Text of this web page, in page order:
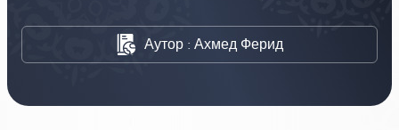
Аутор : Ахмед Ферид